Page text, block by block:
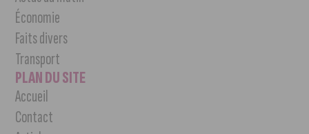
Économie
Faits divers
Transport
PLAN DU SITE
Accueil
Contact